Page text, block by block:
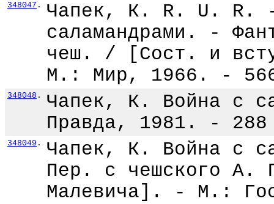
348047 .
Чапек, К. R. U. R. -
саламандрами. -
чеш. / [Сост. и
М.: Мир, 1966. -
348048 .
Чапек, К. Война с
Правда, 1981. -
348049 .
Чапек, К. Война с
Пер. с чешского А.
Малевича]. - М.: